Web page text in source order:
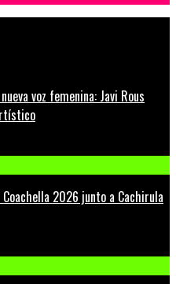
voz femenina: Javi Rous
2026 junto a Cachirula